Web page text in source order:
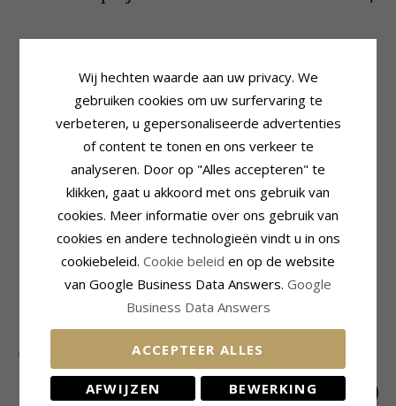
Productinformatie
Oorbellen: Oorsteker
Edelmetaal:
Geoxideerd Sterlingzilver
Glanzend
Steen
Slijpsel: Cabochongeslepen
Kleur: Rode
Steen: Carneliaan
Afmeting
Diameter:11,0 mm
Levertijd
Levertijd:4-5 Weekdagen
MEEST POPULAIRE PRODUCTEN IN
CATEGORIE
Wij hechten waarde aan uw privacy. We
gebruiken cookies om uw surfervaring te
verbeteren, u gepersonaliseerde advertenties
of content te tonen en ons verkeer te
analyseren. Door op "Alles accepteren" te
klikken, gaat u akkoord met ons gebruik van
cookies. Meer informatie over ons gebruik van
cookies en andere technologieën vindt u in ons
cookiebeleid. Cookie beleid en op de website
van Google Business Data Answers. Google
Business Data Answers
ACCEPTEER ALLES
AFWIJZEN BEWERKING